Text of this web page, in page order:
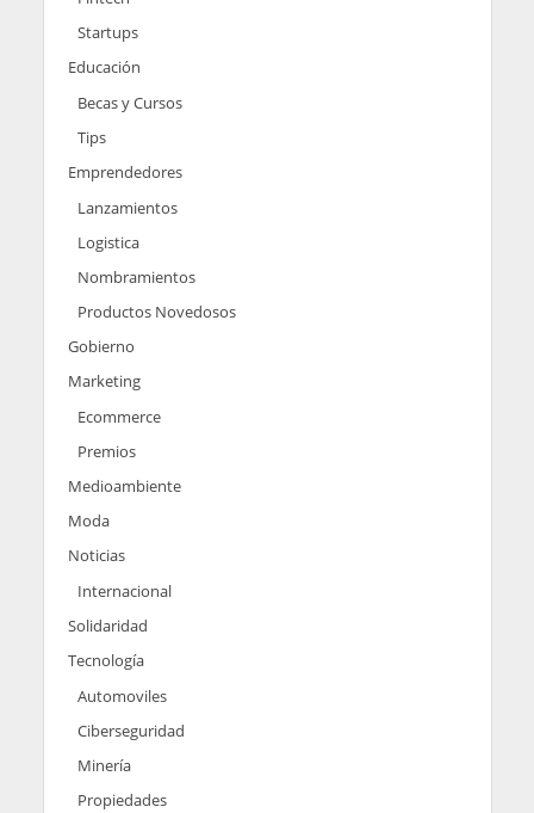
Startups
Educación
Becas y Cursos
Tips
Emprendedores
Lanzamientos
Logistica
Nombramientos
Productos Novedosos
Gobierno
Marketing
Ecommerce
Premios
Medioambiente
Moda
Noticias
Internacional
Solidaridad
Tecnología
Automoviles
Ciberseguridad
Minería
Propiedades